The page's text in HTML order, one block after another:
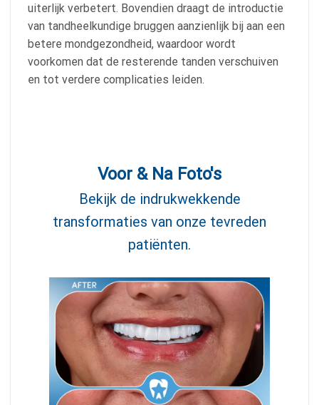
uiterlijk verbetert. Bovendien draagt de introductie
van tandheelkundige bruggen aanzienlijk bij aan een
betere mondgezondheid, waardoor wordt
voorkomen dat de resterende tanden verschuiven
en tot verdere complicaties leiden.
Voor & Na Foto's
Bekijk de indrukwekkende
transformaties van onze tevreden
patiënten.